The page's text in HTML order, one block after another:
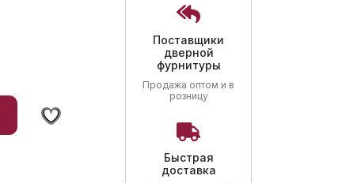
Поставщики
дверной
фурнитуры
Продажа оптом и в
розницу
Быстрая
доставка